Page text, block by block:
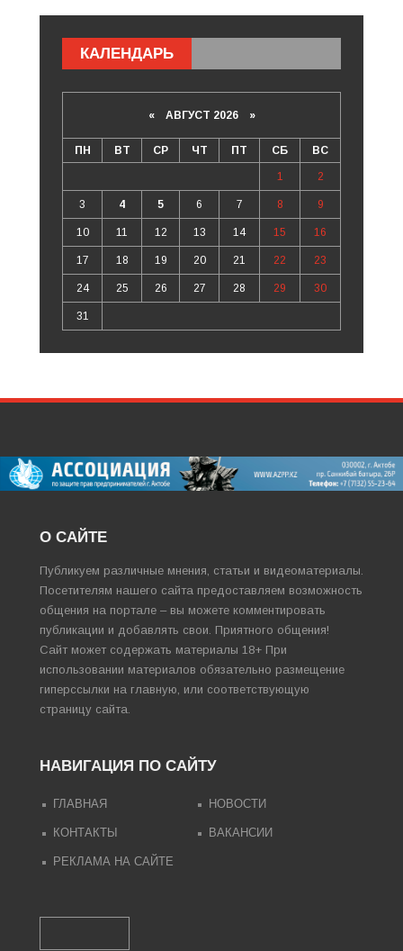
КАЛЕНДАРЬ
«АВГУСТ 2026 »
ПН ВТ СР ЧТ ПТ СБ ВС
1 2
3 4 5 6 7 8 9
10 11 12 13 14 15 16
17 18 19 20 21 22 23
24 25 26 27 28 29 30
31
О САЙТЕ
Публикуем различные мнения, статьи и видеоматериалы.
Посетителям нашего сайта предоставляем возможность
общения на портале – вы можете комментировать
публикации и добавлять свои. Приятного общения!
Сайт может содержать материалы 18+ При
использовании материалов обязательно размещение
гиперссылки на главную, или соответствующую
страницу сайта.
НАВИГАЦИЯ ПО САЙТУ
ГЛАВНАЯ НОВОСТИ
КОНТАКТЫ ВАКАНСИИ
РЕКЛАМА НА САЙТЕ